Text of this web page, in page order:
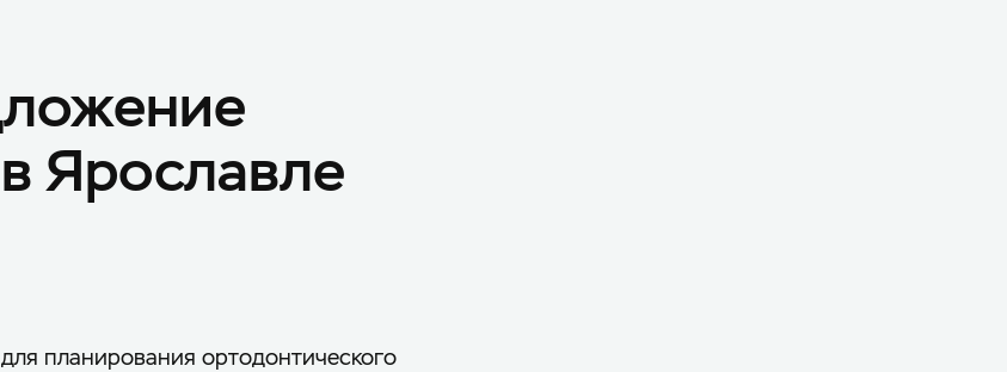
Ярославле
планирования ортодонтического